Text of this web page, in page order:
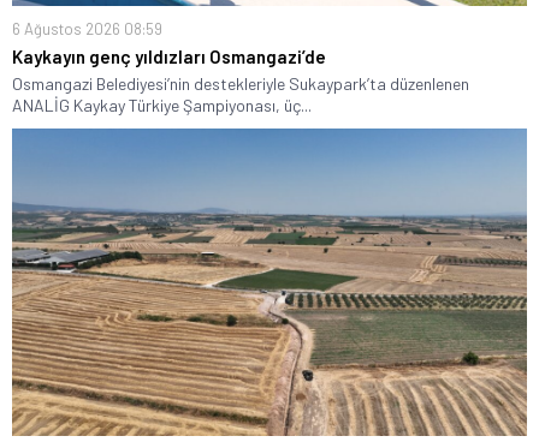
6 Ağustos 2026 08:59
Kaykayın genç yıldızları Osmangazi’de
Osmangazi Belediyesi’nin destekleriyle Sukaypark’ta düzenlenen
ANALİG Kaykay Türkiye Şampiyonası, üç...